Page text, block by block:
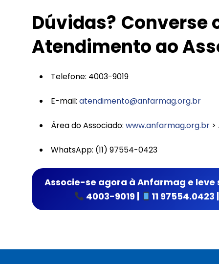
Dúvidas? Converse
Atendimento ao
Telefone: 4003-9019
E-mail: atendimento@anfarmag.org.br
Área do Associado: www.anfarmag.org.br >
WhatsApp: (11) 97554-0423
Associe-se agora à Anfarmag e
4003-9019 |
11 97554.0423